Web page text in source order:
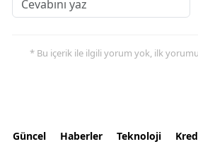
* Bu içerik ile ilgili yorum yok, ilk yorumu
Güncel Haberler Teknoloji